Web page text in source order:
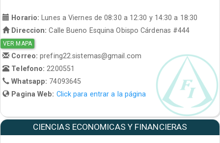
Horario:
Lunes a Viernes de 08:30 a 12:30 y 14:30 a 18:30
Direccion: Calle Bueno Esquina Obispo Cárdenas #444
VER MAPA
Correo:prefing22.sistemas@gmail.com
Telefono: 2200551
Whatsapp: 74093645
Pagina Web: Click para entrar a la página
CIENCIAS ECONOMICAS Y FINANCIERAS